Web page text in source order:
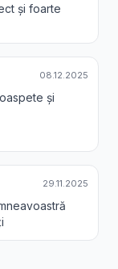
și foarte
08.12.2025
și
29.11.2025